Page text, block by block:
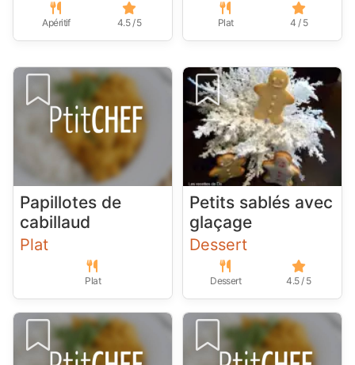
Apéritif 4.5 / 5 Plat 4 / 5
Papillotes de
cabillaud
Plat
Plat
Petits sablés avec
glaçage
Dessert
Dessert 4.5 / 5